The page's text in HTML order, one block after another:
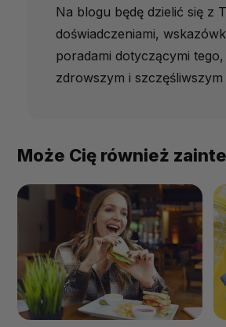
Na blogu będę dzielić się z
doświadczeniami,
poradami dotyczącymi
zdrowszym i szczęśliwszym
Może Cię również